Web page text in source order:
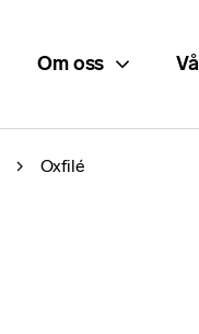
Om oss
Oxfilé